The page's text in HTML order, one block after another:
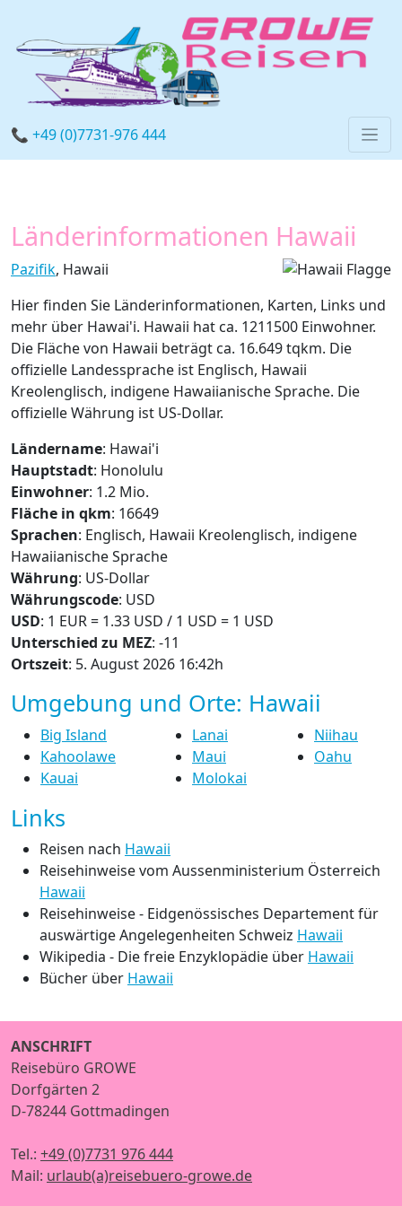
📞 +49 (0)7731-976 444
Länderinformationen Hawaii
Pazifik, Hawaii
Hier finden Sie Länderinformationen, Karten, Links und
mehr über Hawai'i. Hawaii hat ca. 1211500 Einwohner.
Die Fläche von Hawaii beträgt ca. 16.649 tqkm. Die
offizielle Landessprache ist Englisch, Hawaii
Kreolenglisch, indigene Hawaiianische Sprache. Die
offizielle Währung ist US-Dollar.
Ländername: Hawai'i
Hauptstadt: Honolulu
Einwohner: 1.2 Mio.
Fläche in qkm: 16649
Sprachen: Englisch, Hawaii Kreolenglisch, indigene
Hawaiianische Sprache
Währung: US-Dollar
Währungscode: USD
USD: 1 EUR = 1.33 USD / 1 USD = 1 USD
Unterschied zu MEZ: -11
Ortszeit: 5. August 2026 16:42h
Umgebung und Orte: Hawaii
Big Island
Kahoolawe
Kauai
Lanai
Maui
Molokai
Niihau
Oahu
Links
Reisen nach Hawaii
Reisehinweise vom Aussenministerium Österreich
Hawaii
Reisehinweise - Eidgenössisches Departement für
auswärtige Angelegenheiten Schweiz Hawaii
Wikipedia - Die freie Enzyklopädie über Hawaii
Bücher über Hawaii
ANSCHRIFT
Reisebüro GROWE
Dorfgärten 2
D-78244 Gottmadingen
Tel.: +49 (0)7731 976 444
Mail: urlaub(a)reisebuero-growe.de